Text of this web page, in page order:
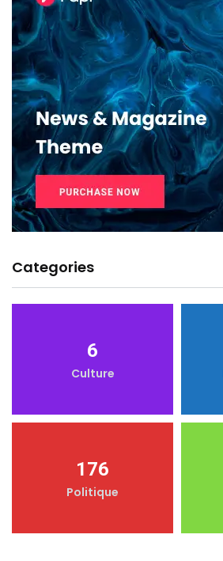
Categories
6
Culture
176
Politique